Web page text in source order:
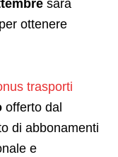
sarà
ottenere
trasporti
offerto dal
di abbonamenti
e